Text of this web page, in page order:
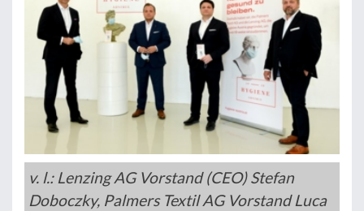
v. l.: Lenzing AG Vorstand (CEO) Stefan
Doboczky, Palmers Textil AG Vorstand Luca